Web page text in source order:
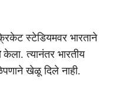
स्टेडियमवर भारताने
केला. त्यानंतर भारतीय
खेळू दिले नाही.